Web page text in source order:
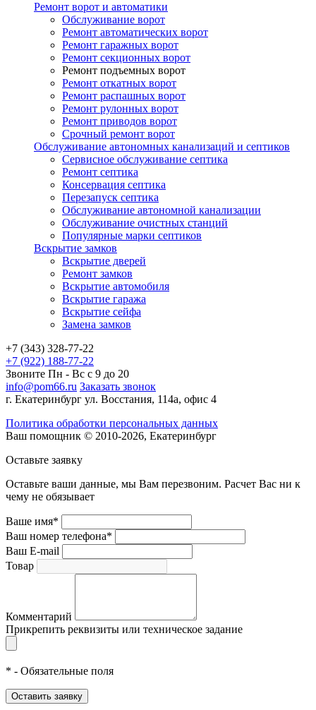
Ремонт ворот и автоматики
Обслуживание ворот
Ремонт автоматических ворот
Ремонт гаражных ворот
Ремонт секционных ворот
Ремонт подъемных ворот
Ремонт откатных ворот
Ремонт распашных ворот
Ремонт рулонных ворот
Ремонт приводов ворот
Срочный ремонт ворот
Обслуживание автономных канализаций и септиков
Сервисное обслуживание септика
Ремонт септика
Консервация септика
Перезапуск септика
Обслуживание автономной канализации
Обслуживание очистных станций
Популярные марки септиков
Вскрытие замков
Вскрытие дверей
Ремонт замков
Вскрытие автомобиля
Вскрытие гаража
Вскрытие сейфа
Замена замков
+7 (343) 328-77-22
+7 (922) 188-77-22
Звоните Пн - Вс с 9 до 20
info@pom66.ru Заказать звонок
г. Екатеринбург ул. Восстания, 114а, офис 4
Политика обработки персональных данных
Ваш помощник © 2010-2026, Екатеринбург
Оставьте заявку
Оставьте ваши данные, мы Вам перезвоним. Расчет Вас ни к
чему не обязывает
Ваше имя*
Ваш номер телефона*
Ваш E-mail
Товар
Комментарий
Прикрепить реквизиты или техническое задание
* - Обязательные поля
Оставить заявку